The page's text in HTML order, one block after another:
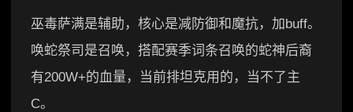
巫毒萨满是辅助，核心是减防御和魔抗，加buff。
唤蛇祭司是召唤，搭配赛季词条召唤的蛇神后裔
有200W+的血量，当前排坦克用的，当不了主
C。